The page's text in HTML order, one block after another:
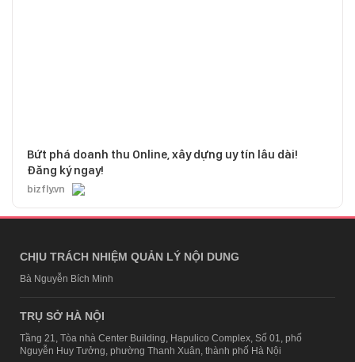
Bứt phá doanh thu Online, xây dựng uy tín lâu dài!
Đăng ký ngay!
bizfly.vn
CHỊU TRÁCH NHIỆM QUẢN LÝ NỘI DUNG
Bà Nguyễn Bích Minh
TRỤ SỞ HÀ NỘI
Tầng 21, Tòa nhà Center Building, Hapulico Complex, Số 01, phố
Nguyễn Huy Tưởng, phường Thanh Xuân, thành phố Hà Nội